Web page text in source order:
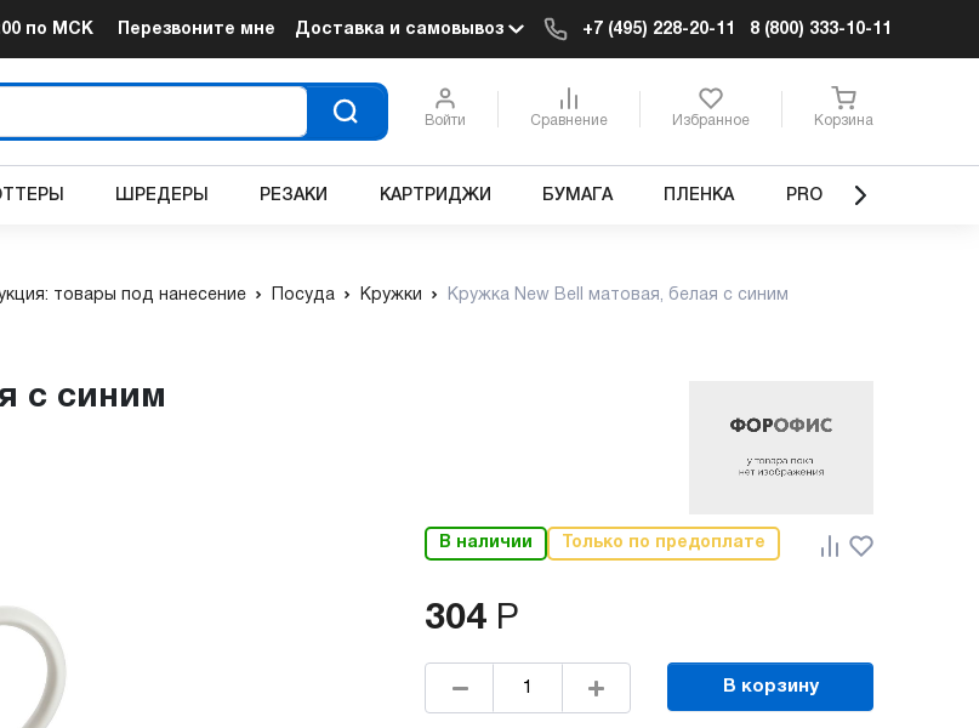
по МСК Перезвоните мне Доставка и самовывоз +7 (495) 228-20-11 8 (800) 333-10-11
Войти Сравнение Избранное Корзина
ШРЕДЕРЫ РЕЗАКИ КАРТРИДЖИ БУМАГА ПЛЕНКА PRO
товары под нанесение Посуда Кружки Кружка New Bell матовая, белая с синим
с синим
В наличии Только по предоплате
304 Р
В корзину